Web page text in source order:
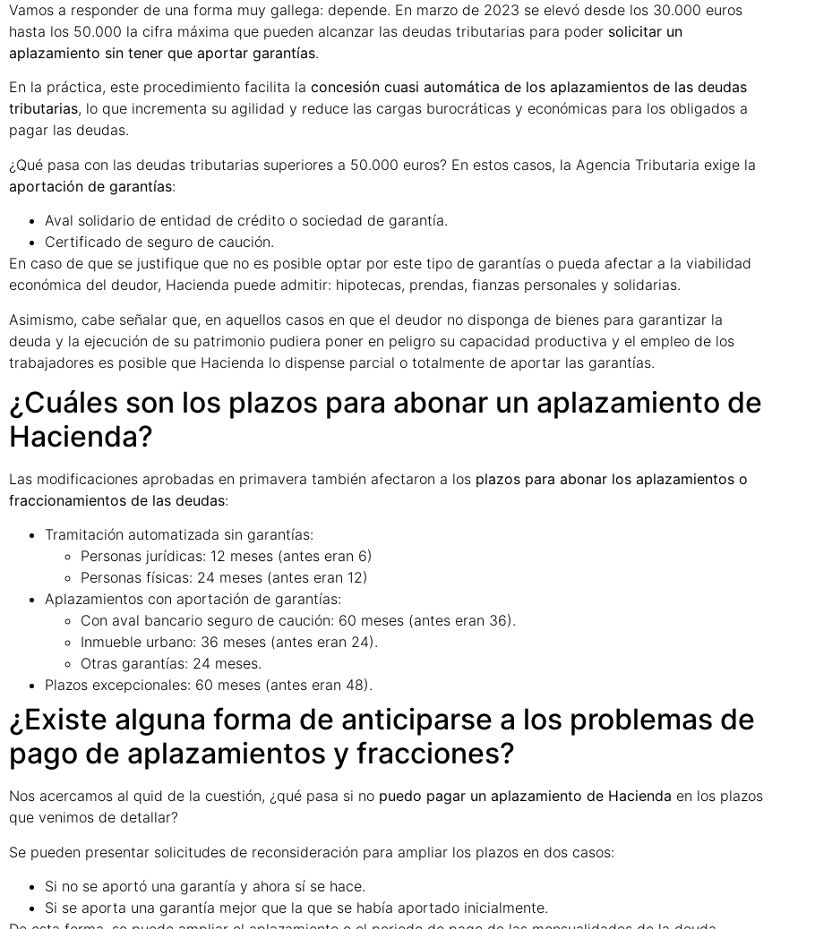
Vamos a responder de una forma muy gallega: depende. En marzo de 2023 se elevó desde los 30.000 euros
hasta los 50.000 la cifra máxima que pueden alcanzar las deudas tributarias para poder solicitar un
aplazamiento sin tener que aportar garantías.
En la práctica, este procedimiento facilita la concesión cuasi automática de los aplazamientos de las deudas
tributarias, lo que incrementa su agilidad y reduce las cargas burocráticas y económicas para los obligados a
pagar las deudas.
¿Qué pasa con las deudas tributarias superiores a 50.000 euros? En estos casos, la Agencia Tributaria exige la
aportación de garantías:
Aval solidario de entidad de crédito o sociedad de garantía.
Certificado de seguro de caución.
En caso de que se justifique que no es posible optar por este tipo de garantías o pueda afectar a la viabilidad
económica del deudor, Hacienda puede admitir: hipotecas, prendas, fianzas personales y solidarias.
Asimismo, cabe señalar que, en aquellos casos en que el deudor no disponga de bienes para garantizar la
deuda y la ejecución de su patrimonio pudiera poner en peligro su capacidad productiva y el empleo de los
trabajadores es posible que Hacienda lo dispense parcial o totalmente de aportar las garantías.
¿Cuáles son los plazos para abonar un aplazamiento de
Hacienda?
Las modificaciones aprobadas en primavera también afectaron a los plazos para abonar los aplazamientos o
fraccionamientos de las deudas:
Tramitación automatizada sin garantías:
Personas jurídicas: 12 meses (antes eran 6)
Personas físicas: 24 meses (antes eran 12)
Aplazamientos con aportación de garantías:
Con aval bancario seguro de caución: 60 meses (antes eran 36).
Inmueble urbano: 36 meses (antes eran 24).
Otras garantías: 24 meses.
Plazos excepcionales: 60 meses (antes eran 48).
¿Existe alguna forma de anticiparse a los problemas de
pago de aplazamientos y fracciones?
Nos acercamos al quid de la cuestión, ¿qué pasa si no puedo pagar un aplazamiento de Hacienda en los plazos
que venimos de detallar?
Se pueden presentar solicitudes de reconsideración para ampliar los plazos en dos casos:
Si no se aportó una garantía y ahora sí se hace.
Si se aporta una garantía mejor que la que se había aportado inicialmente.